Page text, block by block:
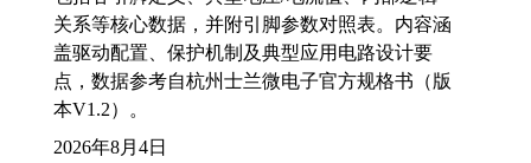
关系等核心数据，并附引脚参数对照表。内容涵
盖驱动配置、保护机制及典型应用电路设计要
点，数据参考自杭州士兰微电子官方规格书（版
本V1.2）。
2026年8月4日